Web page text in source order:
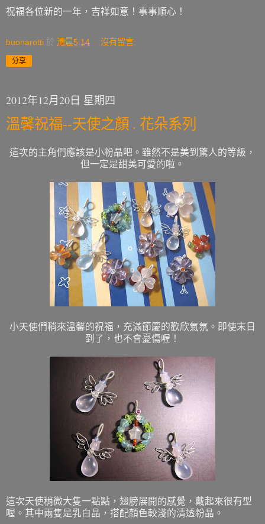
祝福各位新的一年，吉祥如意！事事順心！
buonarotti 於 清晨5:14 沒有留言:
分享
2012年12月20日 星期四
溫馨祝福--天使之顏 . 花朵系列
這次的主角們應該是小粉晶吧。雖然不是美到驚人的等級，
但一定是甜美可愛的啦。
小天使們稍來溫馨的祝福，充滿節慶的歡欣氣氛。即使末日
到了，也不會憂傷喔！
這次天使稍微大隻一點點，翅膀展開的感覺，戴起來很有型
喔。其中兩隻是乳白晶，搭配顏色較淺的清透粉晶。